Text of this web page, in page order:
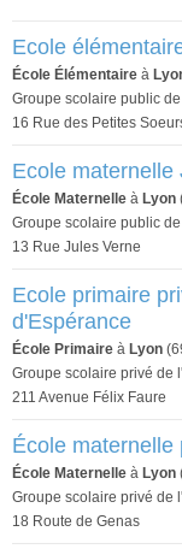
Ecole
École Élémentaire à
Groupe scolaire public
16 Rue des Petites
Ecole maternelle
École Maternelle à Lyon
Groupe scolaire public
13 Rue Jules Verne
Ecole primaire
d'Espérance
École Primaire à Lyon
Groupe scolaire privé de
211 Avenue Félix Faure
École maternelle
École Maternelle à Lyon
Groupe scolaire privé de
18 Route de Genas